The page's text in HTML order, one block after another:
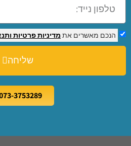
הנכם מאשרים את מדיניות פרטיות
שליחה
3753289